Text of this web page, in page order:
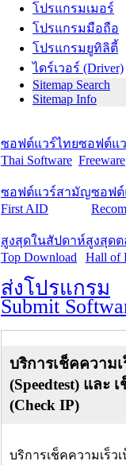
โปรแกรมเมอร์
โปรแกรมมือถือ
โปรแกรมยูทิลิตี้
ไดร์เวอร์ (Driver)
Sitemap Search
Sitemap Info
ซอฟต์แวร์ไทย
Thai Software
ซอฟต์แ
Freeware
ซอฟต์แวร์สามัญ
First AID
ซอฟต์
สูงสุดในสัปดาห์
Top Download
สูงสุด
Hall of
ส่งโปรแกรม
Submit
บริการเช็คความเ
(Speedtest) และ
(Check IP)
บริการเช็คความเร็ว